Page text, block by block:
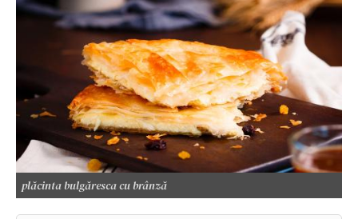
plăcinta bulgăresca cu brânză